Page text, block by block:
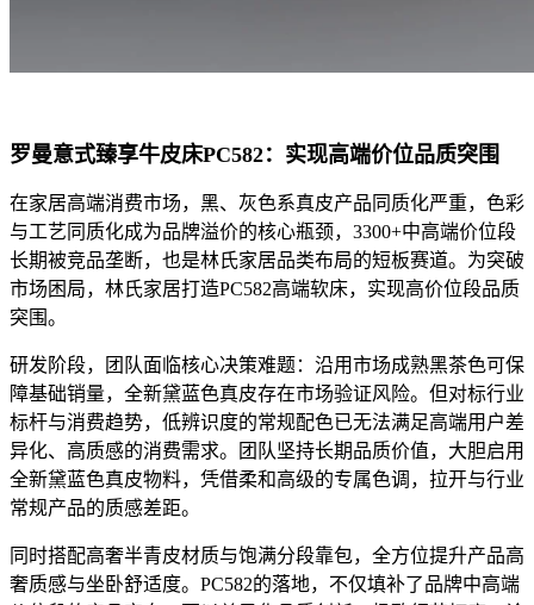
罗曼意式臻享牛皮床PC582： 实现高端价位品质突围
在家居高端消费市场，黑、灰色系真皮产品同质化严重，色彩
与工艺同质化成为品牌溢价的核心瓶颈，3300+中高端价位段
长期被竞品垄断，也是林氏家居品类布局的短板赛道。为突破
市场困局，林氏家居打造PC582高端软床，实现高价位段品质
突围。
研发阶段，团队面临核心决策难题：沿用市场成熟黑茶色可保
障基础销量，全新黛蓝色真皮存在市场验证风险。但对标行业
标杆与消费趋势，低辨识度的常规配色已无法满足高端用户差
异化、高质感的消费需求。团队坚持长期品质价值，大胆启用
全新黛蓝色真皮物料，凭借柔和高级的专属色调，拉开与行业
常规产品的质感差距。
同时搭配高奢半青皮材质与饱满分段靠包，全方位提升产品高
奢质感与坐卧舒适度。PC582的落地，不仅填补了品牌中高端